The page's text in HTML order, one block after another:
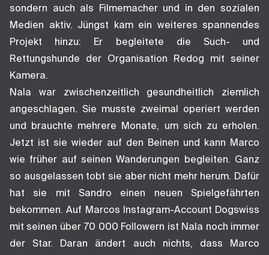
sondern auch als Filmemacher und in den sozialen
Medien aktiv. Jüngst kam ein weiteres spannendes
Projekt hinzu: Er begleitete die Such- und
Rettungshunde der Organisation Redog mit seiner
Kamera.
Nala war zwischenzeitlich gesundheitlich ziemlich
angeschlagen. Sie musste zweimal operiert werden
und brauchte mehrere Monate, um sich zu erholen.
Jetzt ist sie wieder auf den Beinen und kann Marco
wie früher auf seinen Wanderungen begleiten. Ganz
so ausgelassen tobt sie aber nicht mehr herum. Dafür
hat sie mit Sandro einen neuen Spielgefährten
bekommen. Auf Marcos Instagram-Account Dogswiss
mit seinen über 70 000 Followern ist Nala noch immer
der Star. Daran ändert auch nichts, dass Marco